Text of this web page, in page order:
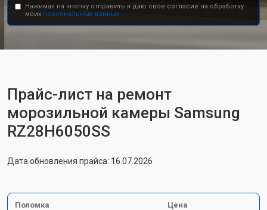
Нажимая на кнопку отправить я даю свое согласие на обработку
моих персональных данных.
Прайс-лист на ремонт
морозильной камеры Samsung
RZ28H6050SS
Дата обновления прайса: 16.07.2026
Поломка Цена